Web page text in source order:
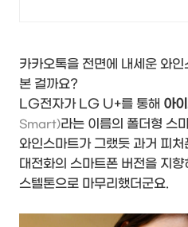
카카오톡을 전면에 내세운 와
본 걸까요?
LG전자가 LG U+를 통해 아
Smart)라는 이름의 폴더형 스
와인스마트가 그랬듯 과거 피
대전화의 스마트폰 버전을 지
스텔톤으로 마무리했더군요.